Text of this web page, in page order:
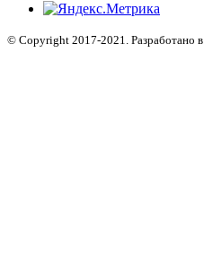
© Copyright 2017-2021. Разработано в